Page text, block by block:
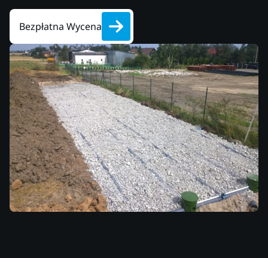
Bezpłatna Wycena